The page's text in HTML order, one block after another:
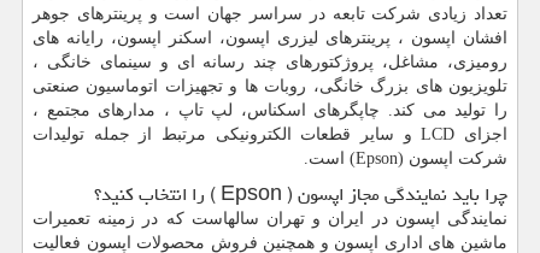
تعداد زیادی شرکت تابعه در سراسر جهان است و پرینترهای جوهر
افشان اپسون ، پرینترهای لیزری اپسون، اسکنر اپسون، رایانه های
رومیزی، مشاغل، پروژکتورهای چند رسانه ای و سینمای خانگی ،
تلویزیون های بزرگ خانگی، روبات ها و تجهیزات اتوماسیون صنعتی
را تولید می کند. چاپگرهای اسکناس، لپ تاپ ، مدارهای مجتمع ،
اجزای LCDو سایر قطعات الکترونیکی مرتبط از جمله تولیدات
شرکت اپسون (Epson) است.
چرا باید نمایندگی مجاز اپسون (Epson) را انتخاب کنید؟
نمایندگی اپسون در ایران و تهران سالهاست که در زمینه تعمیرات
ماشین های اداری اپسون و همچنین فروش محصولات اپسون فعالیت